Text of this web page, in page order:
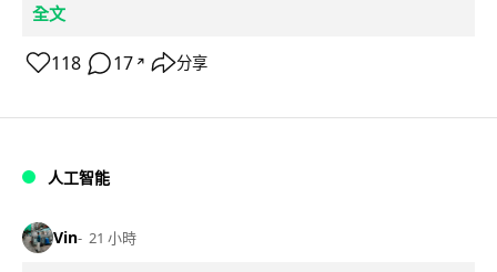
全文
118 17 ↗ 分享
人工智能
Vin 21 小時